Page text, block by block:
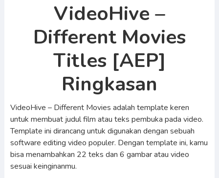
VideoHive –
Different Movies
Titles [AEP]
Ringkasan
VideoHive – Different Movies adalah template keren
untuk membuat judul film atau teks pembuka pada video.
Template ini dirancang untuk digunakan dengan sebuah
software editing video populer. Dengan template ini, kamu
bisa menambahkan 22 teks dan 6 gambar atau video
sesuai keinginanmu.